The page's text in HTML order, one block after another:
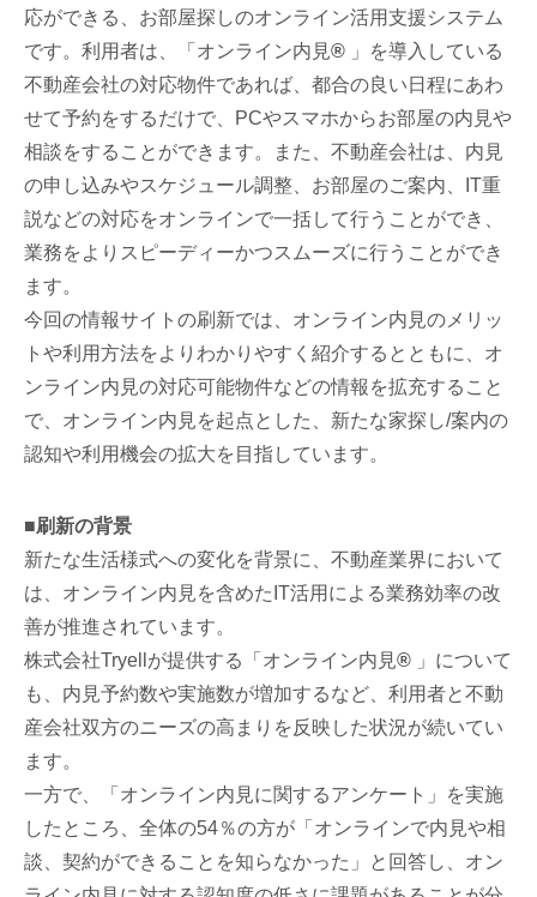
応ができる、お部屋探しのオンライン活用支援システム
です。利用者は、「オンライン内見® 」を導入している
不動産会社の対応物件であれば、都合の良い日程にあわ
せて予約をするだけで、PCやスマホからお部屋の内見や
相談をすることができます。また、不動産会社は、内見
の申し込みやスケジュール調整、お部屋のご案内、IT重
説などの対応をオンラインで一括して行うことができ、
業務をよりスピーディーかつスムーズに行うことができ
ます。
今回の情報サイトの刷新では、オンライン内見のメリッ
トや利用方法をよりわかりやすく紹介するとともに、オ
ンライン内見の対応可能物件などの情報を拡充すること
で、オンライン内見を起点とした、新たな家探し/案内の
認知や利用機会の拡大を目指しています。
■刷新の背景
新たな生活様式への変化を背景に、不動産業界において
は、オンライン内見を含めたIT活用による業務効率の改
善が推進されています。
株式会社Tryellが提供する「オンライン内見® 」について
も、内見予約数や実施数が増加するなど、利用者と不動
産会社双方のニーズの高まりを反映した状況が続いてい
ます。
一方で、「オンライン内見に関するアンケート」を実施
したところ、全体の54％の方が「オンラインで内見や相
談、契約ができることを知らなかった」と回答し、オン